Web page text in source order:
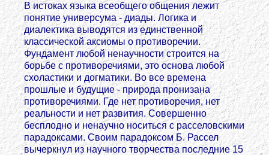
В истоках языка всеобщего общения лежит
понятие универсума - диады. Логика и
диалектика выводятся из единственной
классической аксиомы о противоречии.
Фундамент любой ненаучности строится на
борьбе с противоречиями, это основа любой
схоластики и догматики. Во все времена
прошлые и будущие - природа пронизана
противоречиями. Где нет противоречия, нет
реальности и нет развития. Совершенно
бесплодно и ненаучно носиться с расселовскими
парадоксами. Своим парадоксом Б. Рассел
вычеркнул из научного творчества последние 15